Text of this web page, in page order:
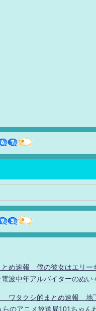
とめ速報 僕の彼女はエリー
電波中年アルバイターのぬい
ワタクシ的まとめ速報 地
のアニメ放送局101ちゃん